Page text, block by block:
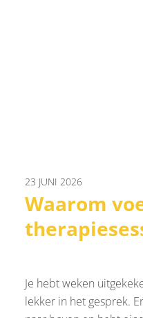
23 JUNI 2026
Waarom
Je hebt weken
lekker in het gesprek.